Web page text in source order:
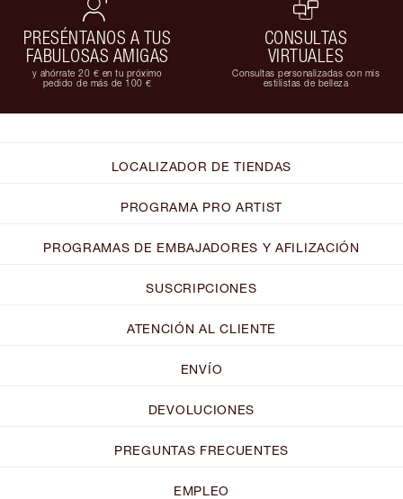
PRESÉNTANOS A TUS
FABULOSAS AMIGAS
y ahórrate 20 € en tu próximo
pedido de más de 100 €
CONSULTAS
VIRTUALES
Consultas personalizadas con mis
estilistas de belleza
LOCALIZADOR DE TIENDAS
PROGRAMA PRO ARTIST
PROGRAMAS DE EMBAJADORES Y AFILIZACIÓN
SUSCRIPCIONES
ATENCIÓN AL CLIENTE
ENVÍO
DEVOLUCIONES
PREGUNTAS FRECUENTES
EMPLEO